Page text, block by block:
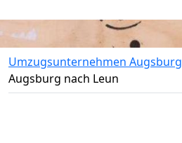
Umzugsunternehmen Augsburg
Augsburg nach Leun